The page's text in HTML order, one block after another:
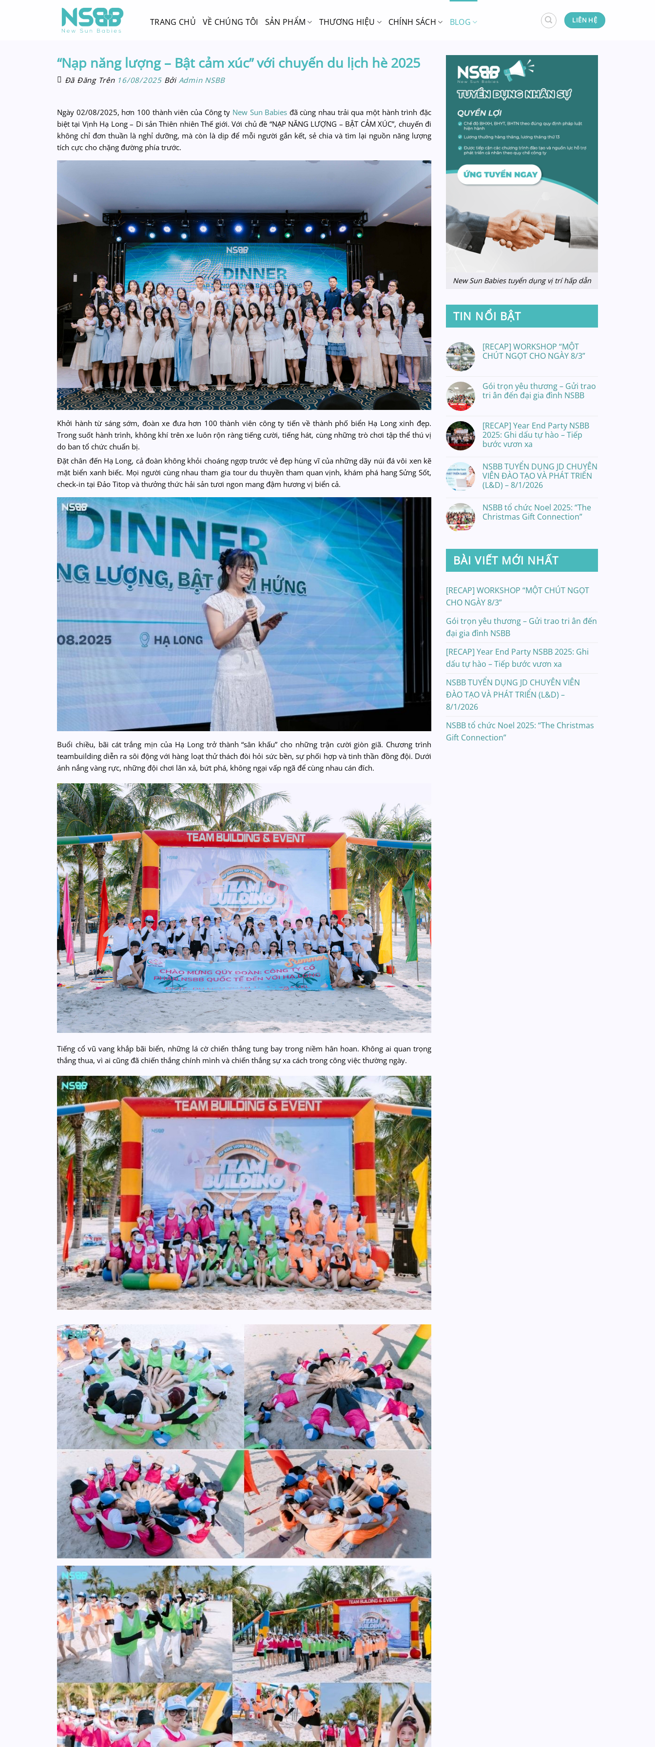
TRANG CHỦ VỀ CHÚNG TÔI SẢN PHẨM THƯƠNG HIỆU CHÍNH SÁCH BLOG LIÊN HỆ
“Nạp năng lượng – Bật cảm xúc” với chuyến du lịch hè 2025
Đã Đăng Trên 16/08/2025 Bởi Admin NSBB
Ngày 02/08/2025, hơn 100 thành viên của Công ty New Sun Babies đã cùng nhau trải qua một hành trình đặc
biệt tại Vịnh Hạ Long – Di sản Thiên nhiên Thế giới. Với chủ đề “NẠP NĂNG LƯỢNG – BẬT CẢM XÚC”, chuyến đi
không chỉ đơn thuần là nghỉ dưỡng, mà còn là dịp để mỗi người gắn kết, sẻ chia và tìm lại nguồn năng lượng
tích cực cho chặng đường phía trước.
Khởi hành từ sáng sớm, đoàn xe đưa hơn 100 thành viên công ty tiến về thành phố biển Hạ Long xinh đẹp.
Trong suốt hành trình, không khí trên xe luôn rộn ràng tiếng cười, tiếng hát, cùng những trò chơi tập thể thú vị
do ban tổ chức chuẩn bị.
Đặt chân đến Hạ Long, cả đoàn không khỏi choáng ngợp trước vẻ đẹp hùng vĩ của những dãy núi đá vôi xen kẽ
mặt biển xanh biếc. Mọi người cùng nhau tham gia tour du thuyền tham quan vịnh, khám phá hang Sửng Sốt,
check-in tại Đảo Titop và thưởng thức hải sản tươi ngon mang đậm hương vị biển cả.
Buổi chiều, bãi cát trắng mịn của Hạ Long trở thành “sân khấu” cho những trận cười giòn giã. Chương trình
teambuilding diễn ra sôi động với hàng loạt thử thách đòi hỏi sức bền, sự phối hợp và tinh thần đồng đội. Dưới
ánh nắng vàng rực, những đội chơi lăn xả, bứt phá, không ngại vấp ngã để cùng nhau cán đích.
Tiếng cổ vũ vang khắp bãi biển, những lá cờ chiến thắng tung bay trong niềm hân hoan. Không ai quan trọng
thắng thua, vì ai cũng đã chiến thắng chính mình và chiến thắng sự xa cách trong công việc thường ngày.
New Sun Babies tuyển dụng vị trí hấp dẫn
TIN NỔI BẬT
[RECAP] WORKSHOP “MỘT
CHÚT NGỌT CHO NGÀY 8/3”
Gói trọn yêu thương – Gửi trao
tri ân đến đại gia đình NSBB
[RECAP] Year End Party NSBB
2025: Ghi dấu tự hào – Tiếp
bước vươn xa
NSBB TUYỂN DỤNG JD CHUYÊN
VIÊN ĐÀO TẠO VÀ PHÁT TRIỂN
(L&D) – 8/1/2026
NSBB tổ chức Noel 2025: “The
Christmas Gift Connection”
BÀI VIẾT MỚI NHẤT
[RECAP] WORKSHOP “MỘT CHÚT NGỌT
CHO NGÀY 8/3”
Gói trọn yêu thương – Gửi trao tri ân đến
đại gia đình NSBB
[RECAP] Year End Party NSBB 2025: Ghi
dấu tự hào – Tiếp bước vươn xa
NSBB TUYỂN DỤNG JD CHUYÊN VIÊN
ĐÀO TẠO VÀ PHÁT TRIỂN (L&D) –
8/1/2026
NSBB tổ chức Noel 2025: “The Christmas
Gift Connection”